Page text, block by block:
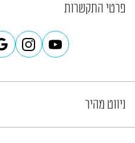
פרטי התקשרות
ניווט מהיר